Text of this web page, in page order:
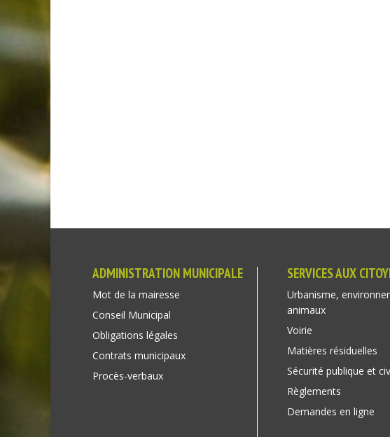
ADMINISTRATION MUNICIPALE
Mot de la mairesse
Conseil Municipal
Obligations légales
Contrats municipaux
Procès-verbaux
SERVICES AUX
Urbanisme,
animaux
Voirie
Matières résiduelles
Sécurité publique et
Règlements
Demandes en ligne